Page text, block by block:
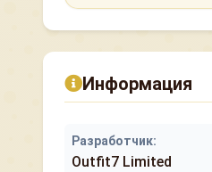
Информация
Разработчик:
Outfit7 Limited